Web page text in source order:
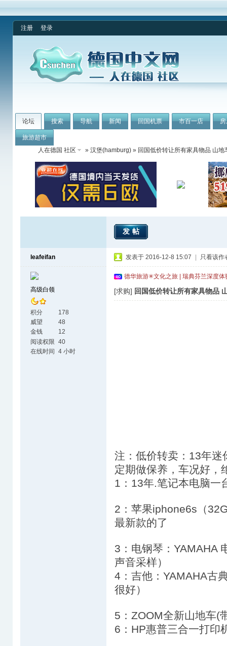
注册 登录
论坛 搜索 导航 新闻 回国机票 市百一店
旅游超市
人在德国 社区
» 汉堡(hamburg) » 回国低价转让所有家具物品 山地
发帖
leafeifan
高级白领
积分
178
威望
48
金钱
12
阅读权限 40
在线时间 4 小时
发表于 2016-12-8 15:07 只看该作
德华旅游✳文化之旅 | 瑞典芬兰深度
[求购] 回国低价转让所有家具物品
注：低价转卖：13年
定期做保养，车况好
1：13年.笔记本电脑一
2：苹果iphone6s（
最新款的了
3：电钢琴：YAMAHA
声音采样）
4：吉他：YAMAHA古
很好）
5：ZOOM全新山地车(
6：HP惠普三合一打印